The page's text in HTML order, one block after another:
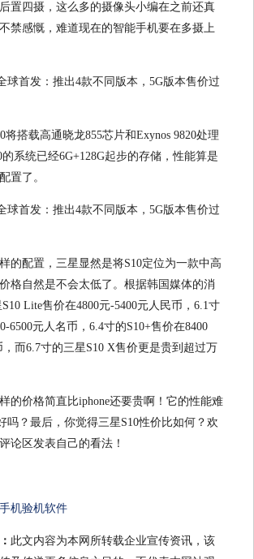
置四摄，这么多的摄像头小编在之前还真
禁感慨，难道现在的智能手机要在多摄上
将搭载高通晓龙855芯片和Exynos 9820处理
系统已经6G+128G起步的存储，性能算是
置了。
的配置，三星显然是将S10定位为一款中高
格自然是不会太低了。根据韩国媒体的消
Lite售价在4800元-5400元人民币，6.1寸
6500元人名币，6.4寸的S10+售价在8400
，而6.7寸的三星S10 X售价更是贵到超过万
的价格简直比iphone还要贵啊！它的性能难
吗？最后，你觉得三星S10性价比如何？欢
论区发表自己的看法！
机验机软件
此文内容为本网所转载企业宣传资讯，该